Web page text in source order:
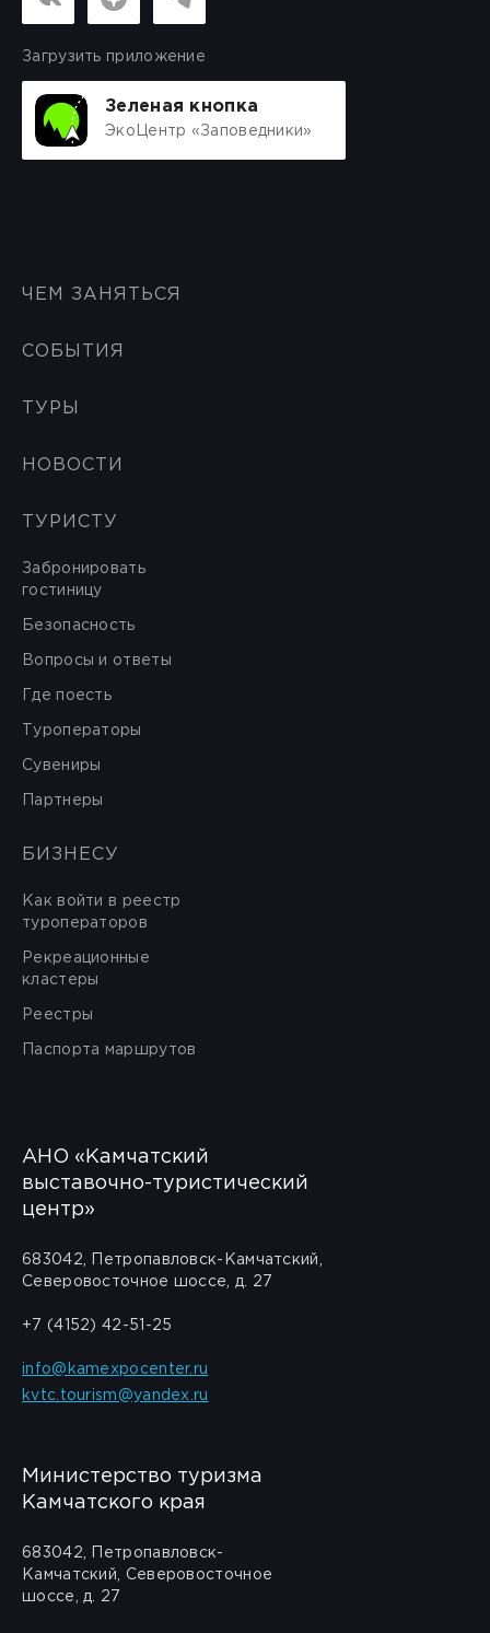
Загрузить приложение
Зеленая кнопка
ЭкоЦентр «Заповедники»
ЧЕМ ЗАНЯТЬСЯ
СОБЫТИЯ
ТУРЫ
НОВОСТИ
ТУРИСТУ
Забронировать
гостиницу
Безопасность
Вопросы и ответы
Где поесть
Туроператоры
Сувениры
Партнеры
БИЗНЕСУ
Как войти в реестр
туроператоров
Рекреационные
кластеры
Реестры
Паспорта маршрутов
АНО «Камчатский
выставочно-туристический
центр»
683042, Петропавловск-Камчатский,
Северовосточное шоссе, д. 27
+7 (4152) 42-51-25
info@kamexpocenter.ru
kvtc.tourism@yandex.ru
Министерство туризма
Камчатского края
683042, Петропавловск-
Камчатский, Северовосточное
шоссе, д. 27